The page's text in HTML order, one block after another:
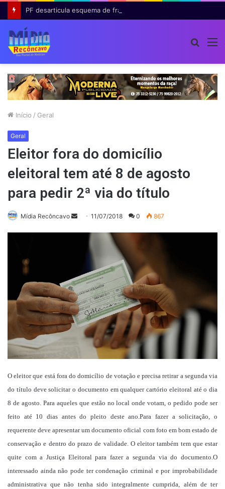
Início / Geral
Geral
Eleitor fora do domicílio
eleitoral tem até 8 de agosto
para pedir 2ª via do título
Mídia Recôncavo
Mande11/07/2018 0 867
O eleitor que está fora do domicílio de votação e precisa retirar a segunda via
do título deve solicitar o documento em qualquer cartório eleitoral até o dia
8 de agosto. Para aqueles que estão no local onde votam, o pedido pode ser
feito até 10 dias antes do pleito deste ano.Para fazer a solicitação, o
requerente deve apresentar um documento oficial com foto em bom estado de
conservação e dentro do prazo de validade. O eleitor também tem que estar
quite com a Justiça Eleitoral para fazer a segunda via do documento.O
interessado ainda não pode ter condenação criminal e por improbabilidade
administrativa que não tenha sido integralmente cumprida, além de ter